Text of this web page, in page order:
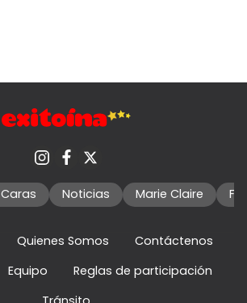
Caras Noticias Marie Claire
Quienes Somos
Contáctenos
Equipo
Reglas de participación